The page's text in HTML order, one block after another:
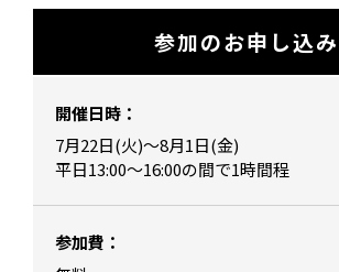
参加のお申し込み
開催日時：
7月22日(火)～8月1日(金)
平日13:00～16:00の間で1時間程
参加費：